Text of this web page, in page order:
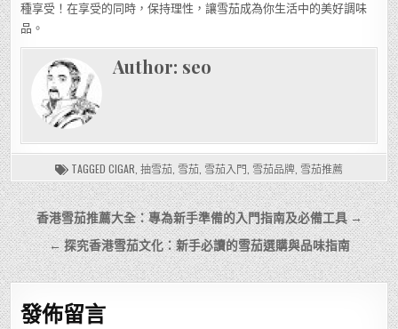
種享受！在享受的同時，保持理性，讓雪茄成為你生活中的美好調味
品。
Author: seo
TAGGED CIGAR 抽雪茄 雪茄 雪茄入門 雪茄品牌 雪茄推薦
文
章
導
覽
香港雪茄推薦大全：專為新手準備的入門指南及必備工具 →
← 探究香港雪茄文化：新手必讀的雪茄選購與品味指南
發佈留言